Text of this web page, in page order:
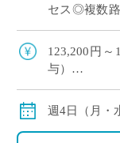
セス◎複数
ん ・高校数
123,200円
与）
※交通費別途
週4日（月・